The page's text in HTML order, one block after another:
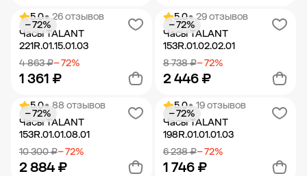
Добавить в корзину Добавить в корзину
5.0• 26 отзывов
Часы TALANT
221R.01.15.01.03
4 863 ₽− 72%
1 361 ₽
− 72%
Добавить в корзину
5.0• 29 отзывов
Часы TALANT
153R.01.02.02.01
8 738 ₽− 72%
2 446 ₽
− 72%
Добавить в корзину
5.0• 88 отзывов
Часы TALANT
153R.01.01.08.01
10 300 ₽− 72%
2 884 ₽
− 72%
5.0• 19 отзывов
Часы TALANT
198R.01.01.01.03
6 238 ₽− 72%
1 746 ₽
− 72%